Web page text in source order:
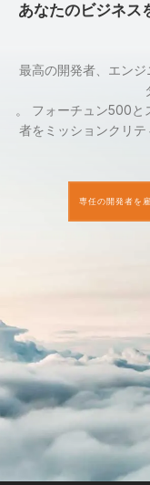
あなたのビジネス
最高の開発者、エン
。 フォーチュン500
者をミッションクリ
専任の開発者を